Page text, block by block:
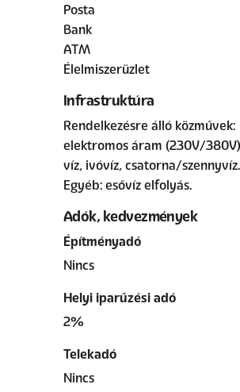
Posta
Bank
ATM
Élelmiszerüzlet
Infrastruktúra
Rendelkezésre álló közművek:
elektromos áram (230V/
víz, ivóvíz, csatorna/szennyvíz.
Egyéb: esővíz elfolyás.
Adók, kedvezmények
Építményadó
Nincs
Helyi iparűzési adó
2%
Telekadó
Nincs